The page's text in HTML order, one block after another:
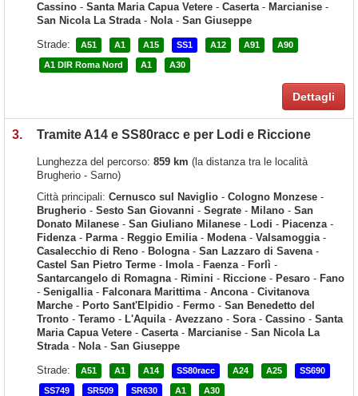
Cassino - Santa Maria Capua Vetere - Caserta- Marcianise -
San Nicola La Strada- Nola- San Giuseppe
Strade:
A51 A1 A15 SS1 A12 A91 A90
A1 DIR Roma Nord A1 A30
Dettagli
3. Tramite A14 e SS80racc e per Lodi e Riccione
Lunghezza del percorso: 859 km (la distanza tra le località
Brugherio - Sarno)
Città principali: Cernusco sul Naviglio - Cologno Monzese -
Brugherio - Sesto San Giovanni - Segrate - Milano - San
Donato Milanese - San Giuliano Milanese - Lodi - Piacenza-
Fidenza- Parma- Reggio Emilia- Modena- Valsamoggia-
Casalecchio di Reno - Bologna- San Lazzaro di Savena-
Castel San Pietro Terme - Imola- Faenza- Forlì -
Santarcangelo di Romagna- Rimini - Riccione - Pesaro - Fano
- Senigallia- Falconara Marittima- Ancona- Civitanova
Marche - Porto Sant'Elpidio - Fermo - San Benedetto del
Tronto - Teramo - L'Aquila- Avezzano - Sora- Cassino - Santa
Maria Capua Vetere - Caserta- Marcianise - San Nicola La
Strada- Nola- San Giuseppe
Strade:
A51 A1 A14 SS80racc A24 A25 SS690
SS749 SR509 SR630 A1 A30